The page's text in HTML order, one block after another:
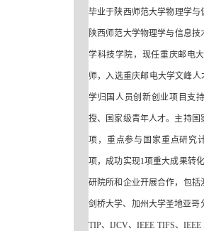
毕业于陕西师范大学物理学与
陕西师范大学物理学与信息技
学科技学院，现任重庆邮电
师，入选重庆邮电大学文峰人
学归国人员创新创业项目支
授、国家级青年人才。主持国
项，重点参与国家重点研究
项，成功实现1项重大成果转
研院所和企业开展合作，包括
剑桥大学、加州大学圣地亚
TIP、IJCV、IEEE TIFS、 IEEE